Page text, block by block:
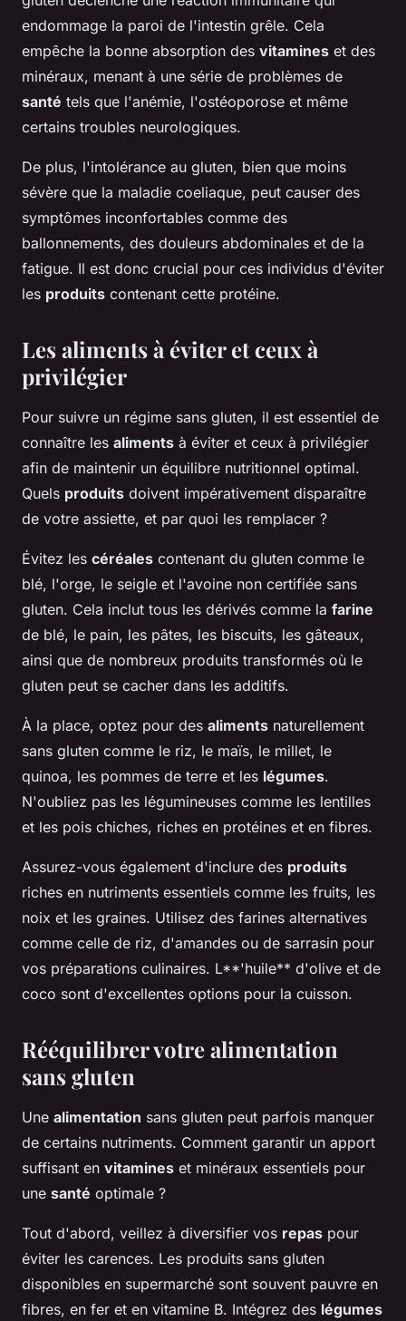
endommage la paroi de l'intestin grêle. Cela
empêche la bonne absorption des vitamines et des
minéraux, menant à une série de problèmes de
santé tels que l'anémie, l'ostéoporose et même
certains troubles neurologiques.
De plus, l'intolérance au gluten, bien que moins
sévère que la maladie coeliaque, peut causer des
symptômes inconfortables comme des
ballonnements, des douleurs abdominales et de la
fatigue. Il est donc crucial pour ces individus d'éviter
les produits contenant cette protéine.
Les aliments à éviter et ceux à
privilégier
Pour suivre un régime sans gluten, il est essentiel de
connaître les aliments à éviter et ceux à privilégier
afin de maintenir un équilibre nutritionnel optimal.
Quels produits doivent impérativement disparaître
de votre assiette, et par quoi les remplacer ?
Évitez les céréales contenant du gluten comme le
blé, l'orge, le seigle et l'avoine non certifiée sans
gluten. Cela inclut tous les dérivés comme la farine
de blé, le pain, les pâtes, les biscuits, les gâteaux,
ainsi que de nombreux produits transformés où le
gluten peut se cacher dans les additifs.
À la place, optez pour des aliments naturellement
sans gluten comme le riz, le maïs, le millet, le
quinoa, les pommes de terre et les légumes.
N'oubliez pas les légumineuses comme les lentilles
et les pois chiches, riches en protéines et en fibres.
Assurez-vous également d'inclure des produits
riches en nutriments essentiels comme les fruits, les
noix et les graines. Utilisez des farines alternatives
comme celle de riz, d'amandes ou de sarrasin pour
vos préparations culinaires. L**'huile** d'olive et de
coco sont d'excellentes options pour la cuisson.
Rééquilibrer votre alimentation
sans gluten
Une alimentation sans gluten peut parfois manquer
de certains nutriments. Comment garantir un apport
suffisant en vitamines et minéraux essentiels pour
une santé optimale ?
Tout d'abord, veillez à diversifier vos repas pour
éviter les carences. Les produits sans gluten
disponibles en supermarché sont souvent pauvre en
fibres, en fer et en vitamine B. Intégrez des légumes